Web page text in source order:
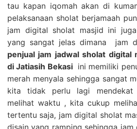
tau kapan iqomah akan di
pelaksanaan sholat berjamaah
jam digital sholat masjid ini
yang sangat jelas dimana jam
penjual jam jadwal sholat digital
di Jatiasih Bekasiini memiliki
merah menyala sehingga sangat
kita tidak perlu lagi mendekat
melihat waktu , kita cukup
tertentu saja, jam digital sholat
disain yang ramping sehingga